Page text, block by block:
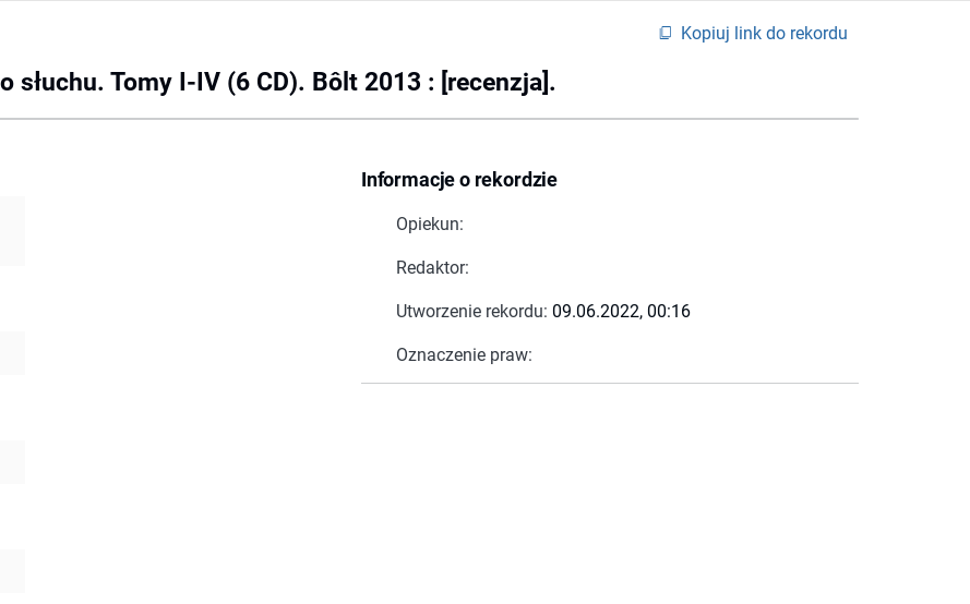
Kopiuj link do rekordu
słuchu. Tomy I-IV (6 CD). Bôlt 2013 : [recenzja].
Informacje o rekordzie
Opiekun:
Redaktor:
Utworzenie rekordu: 09.06.2022, 00:16
Oznaczenie praw: